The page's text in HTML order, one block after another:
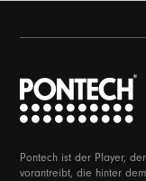
Pontech ist der Player,
vorantreibt, die hinter